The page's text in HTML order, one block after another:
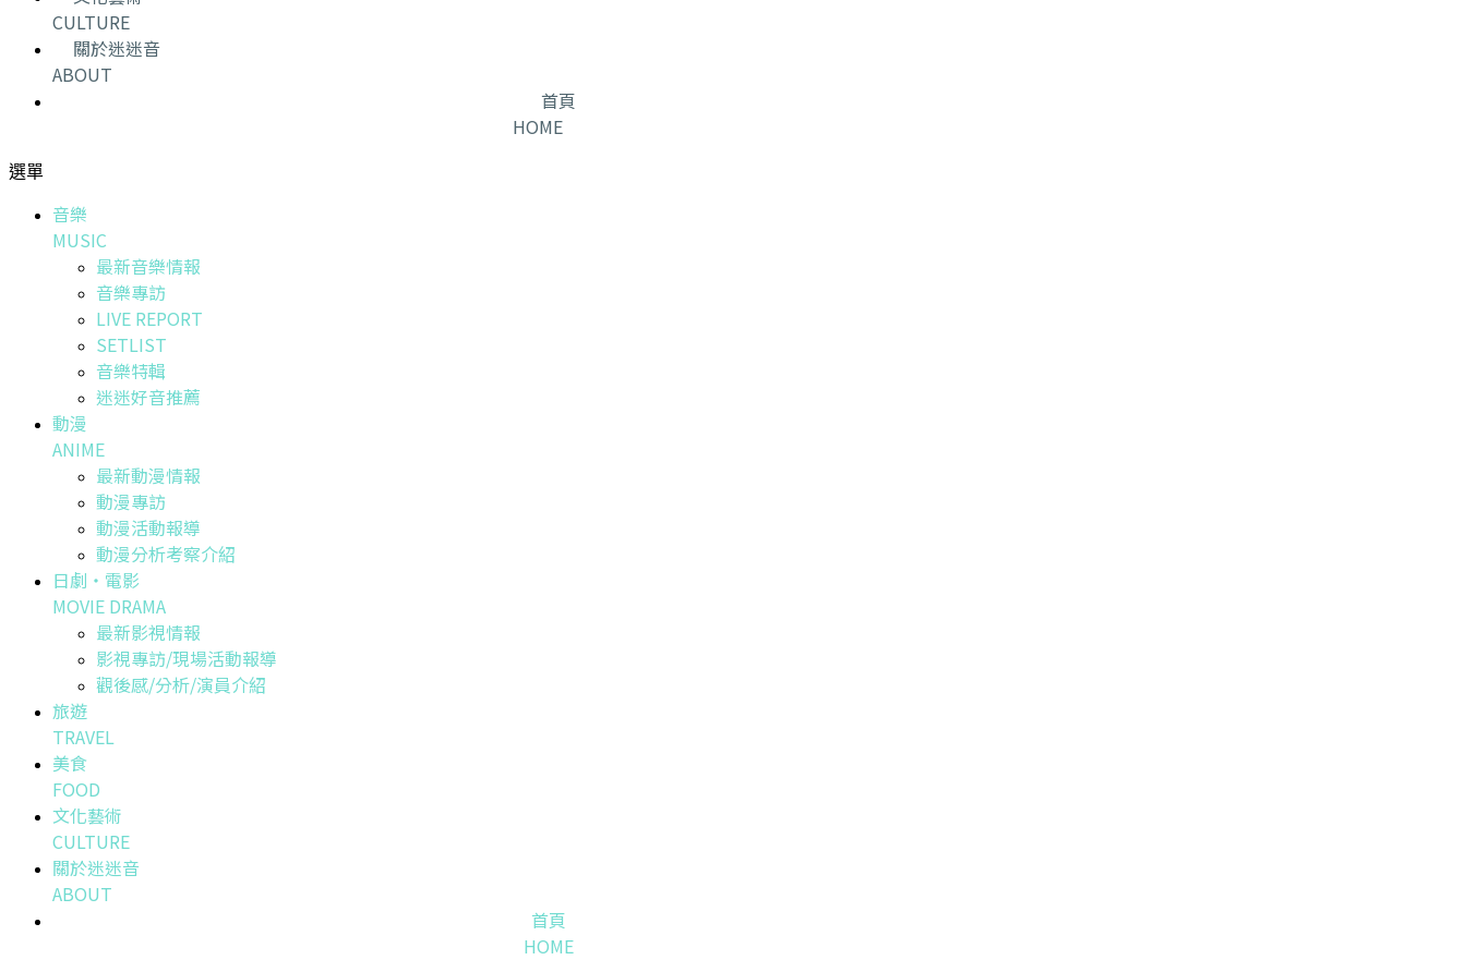
CULTURE
關於迷迷音
ABOUT
首頁
HOME
選單
音樂
MUSIC
最新音樂情報
音樂專訪
LIVE REPORT
SETLIST
音樂特輯
迷迷好音推薦
動漫
ANIME
最新動漫情報
動漫專訪
動漫活動報導
動漫分析考察介紹
日劇・電影
MOVIE DRAMA
最新影視情報
影視專訪/現場活動報導
觀後感/分析/演員介紹
旅遊
TRAVEL
美食
FOOD
文化藝術
CULTURE
關於迷迷音
ABOUT
首頁
HOME